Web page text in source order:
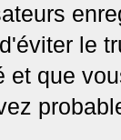
le
et que